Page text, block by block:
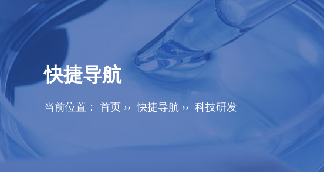
快捷导航
当前位置： 首页 ››快捷导航 ›› 科技研发